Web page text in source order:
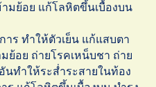
มย้อย แก้โลหิตขึ้นเบื้องบน
ร ทำให้ตัวเย็น แก้แสบตา
ย้อย ถ่ายโรคเหน็บชา ถ่าย
ทำให้ระส่ำระสายในท้อง